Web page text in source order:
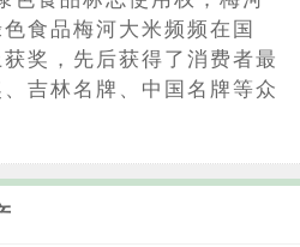
食品梅河大米频频在国
奖，先后获得了消费者最
吉林名牌、中国名牌等众